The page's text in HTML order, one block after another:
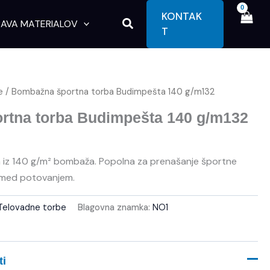
MATERIALOV Search
KONTAK
T
/ Bombažna športna torba Budimpešta 140 g/m132
torba Budimpešta 140 g/m132
140 g/m² bombaža. Popolna za prenašanje športne
potovanjem.
torbe Blagovna znamka: NO1